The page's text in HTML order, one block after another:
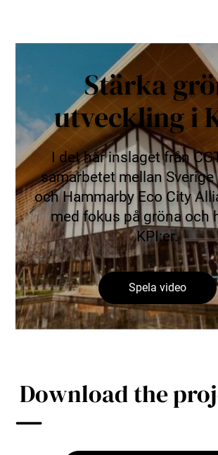
Stärka
utveckling i
I det här inslaget från
samarbetet mellan Sverige
och Hammarby Eco City
med fokus på gröna och
KPI:er.
Spela video
Download the